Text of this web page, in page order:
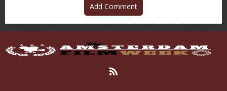
Add Comment